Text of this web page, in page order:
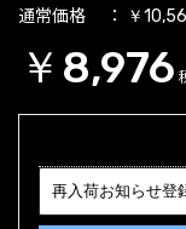
通常価格 ￥
￥8,976
再入荷お知らせ登